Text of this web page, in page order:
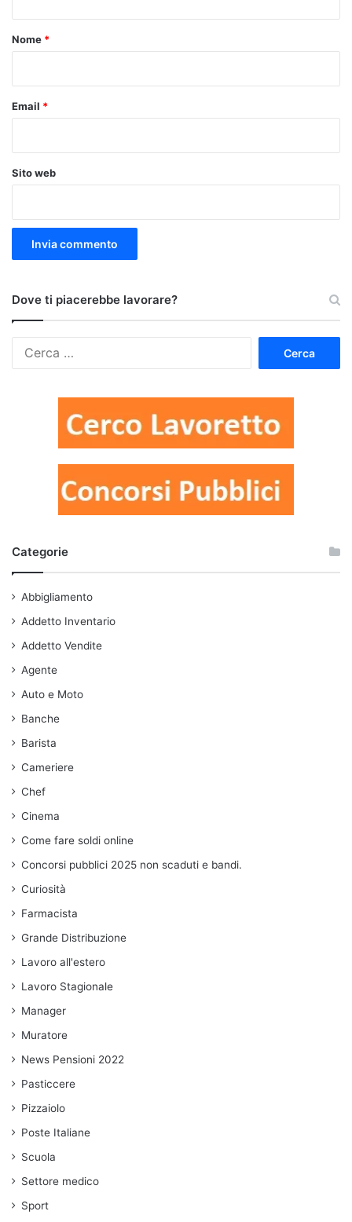
o
Nome *
Email *
Sito web
Dove ti piacerebbe lavorare?
Categorie
Abbigliamento
Addetto Inventario
Addetto Vendite
Agente
Auto e Moto
Banche
Barista
Cameriere
Chef
Cinema
Come fare soldi online
Concorsi pubblici 2025 non scaduti e bandi.
Curiosità
Farmacista
Grande Distribuzione
Lavoro all'estero
Lavoro Stagionale
Manager
Muratore
News Pensioni 2022
Pasticcere
Pizzaiolo
Poste Italiane
Scuola
Settore medico
Sport